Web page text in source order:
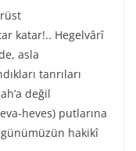
katar!.. Hegelvârî
asla
tanrıları
değil
heves) putlarına
günümüzün hakikî